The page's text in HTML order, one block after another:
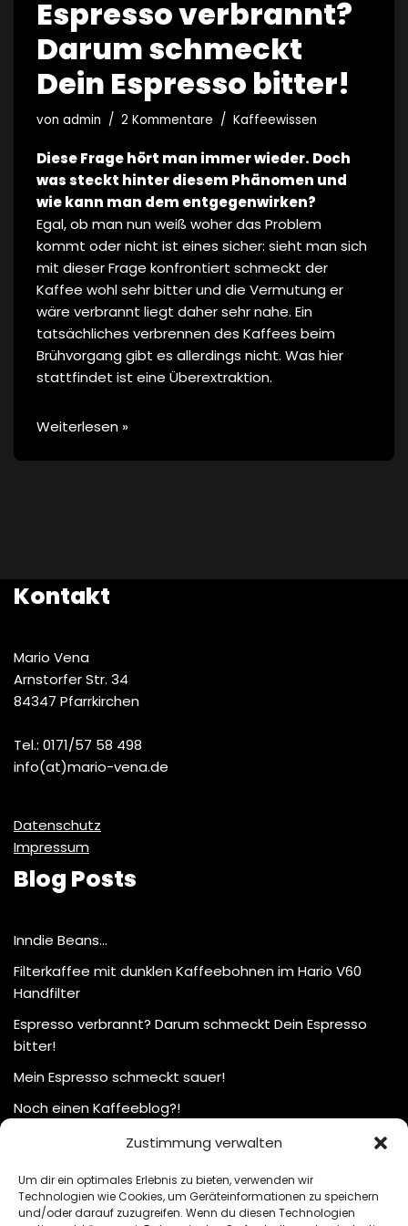
Zustimmung verwalten
Um dir ein optimales Erlebnis zu bieten, verwenden wir
Technologien wie Cookies, um Geräteinformationen zu speichern
und/oder darauf zuzugreifen. Wenn du diesen Technologien
Espresso verbrannt?
Darum schmeckt
Dein Espresso bitter!
von admin 2 Kommentare Kaffeewissen
Diese Frage hört man immer wieder. Doch
was steckt hinter diesem Phänomen und
wie kann man dem entgegenwirken?
Egal, ob man nun weiß woher das Problem
kommt oder nicht ist eines sicher: sieht man sich
mit dieser Frage konfrontiert schmeckt der
Kaffee wohl sehr bitter und die Vermutung er
wäre verbrannt liegt daher sehr nahe. Ein
tatsächliches verbrennen des Kaffees beim
Brühvorgang gibt es allerdings nicht. Was hier
stattfindet ist eine Überextraktion.
Weiterlesen »
Kontakt
Mario Vena
Arnstorfer Str. 34
84347 Pfarrkirchen
Tel.: 0171/57 58 498
info(at)mario-vena.de
Datenschutz
Impressum
Blog Posts
Inndie Beans…
Filterkaffee mit dunklen Kaffeebohnen im Hario V60
Handfilter
Espresso verbrannt? Darum schmeckt Dein Espresso
bitter!
Mein Espresso schmeckt sauer!
Noch einen Kaffeeblog?!